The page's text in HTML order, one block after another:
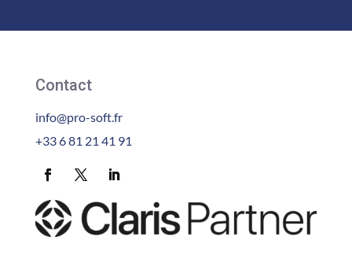
Contact
info@pro-soft.fr
+33 6 81 21 41 91